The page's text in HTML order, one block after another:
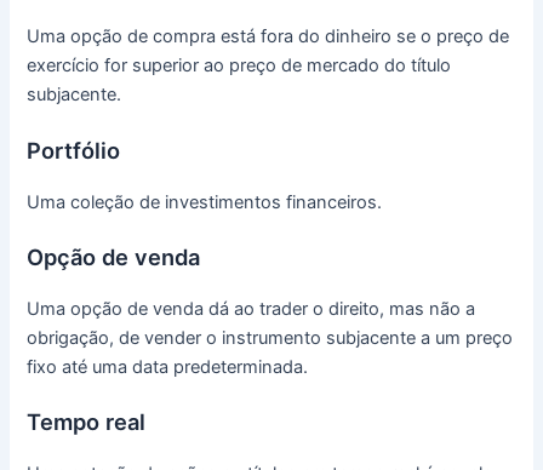
Uma opção de compra está fora do dinheiro se o preço de
exercício for superior ao preço de mercado do título
subjacente.
Portfólio
Uma coleção de investimentos financeiros.
Opção de venda
Uma opção de venda dá ao trader o direito, mas não a
obrigação, de vender o instrumento subjacente a um preço
fixo até uma data predeterminada.
Tempo real